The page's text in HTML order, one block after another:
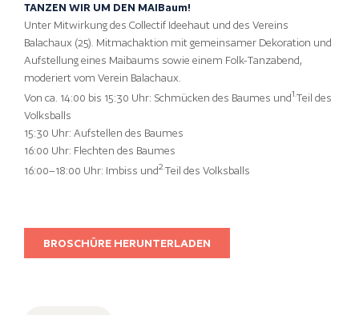
TANZEN WIR UM DEN MAIBaum!
Unter Mitwirkung des Collectif Ideehaut und des Vereins
Balachaux (25). Mitmachaktion mit gemeinsamer Dekoration und
Aufstellung eines Maibaums sowie einem Folk-Tanzabend,
moderiert vom Verein Balachaux.
Von ca. 14:00 bis 15:30 Uhr: Schmücken des Baumes und1.Teil des
Volksballs
15:30 Uhr: Aufstellen des Baumes
16:00 Uhr: Flechten des Baumes
16:00–18:00 Uhr: Imbiss und2.Teil des Volksballs
BROSCHÜRE HERUNTERLADEN